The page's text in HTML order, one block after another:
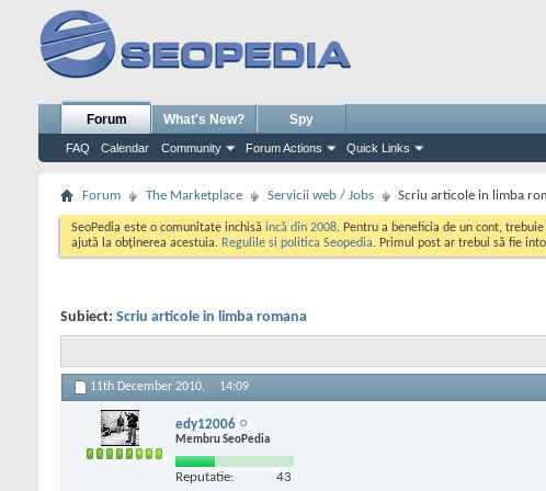
Forum
FAQ Calendar Community Forum Actions Quick Links
What's New? Spy
Forum The Marketplace Servicii web / Jobs Scriu articole in limba
SeoPedia este o comunitate inchisă incă din 2008. Pentru a beneficia de un cont,
ajută la obținerea acestuia. Regulile si politica Seopedia. Primul post ar trebui să fie
Subiect: Scriu articole in limba romana
11th December 2010, 14:09
edy12006
Membru SeoPedia
Reputatie: 43